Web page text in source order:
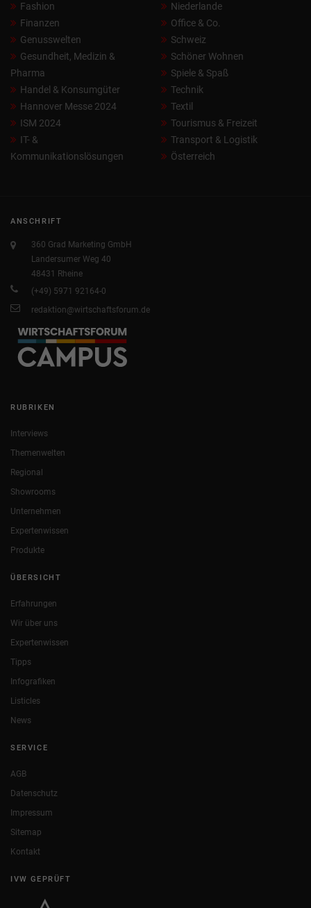
Fashion
Finanzen
Genusswelten
Gesundheit, Medizin &
Pharma
Handel & Konsumgüter
Hannover Messe 2024
ISM 2024
IT- &
Kommunikationslösungen
Niederlande
Office & Co.
Schweiz
Schöner Wohnen
Spiele & Spaß
Technik
Textil
Tourismus & Freizeit
Transport & Logistik
Österreich
ANSCHRIFT
360 Grad Marketing GmbH
Landersumer Weg 40
48431 Rheine
(+49) 5971 92164-0
redaktion@wirtschaftsforum.de
RUBRIKEN
Interviews
Themenwelten
Regional
Showrooms
Unternehmen
Expertenwissen
Produkte
ÜBERSICHT
Erfahrungen
Wir über uns
Expertenwissen
Tipps
Infografiken
Listicles
News
SERVICE
AGB
Datenschutz
Impressum
Sitemap
Kontakt
IVW GEPRÜFT